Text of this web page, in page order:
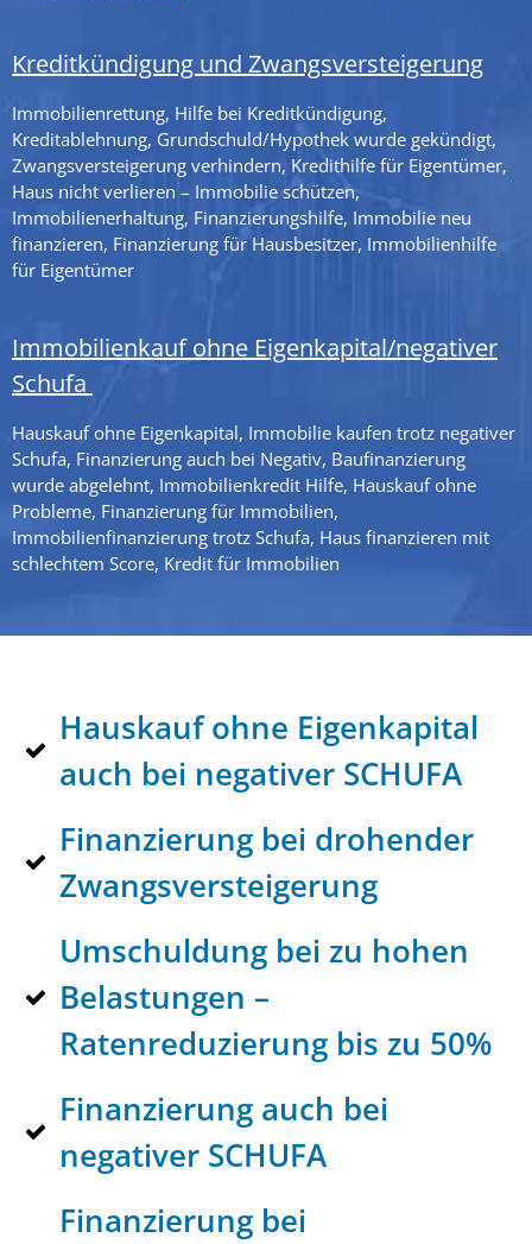
Kreditkündigung und Zwangsversteigerung
Immobilienrettung, Hilfe bei Kreditkündigung,
Kreditablehnung, Grundschuld/Hypothek wurde gekündigt,
Zwangsversteigerung verhindern, Kredithilfe für Eigentümer,
Haus nicht verlieren – Immobilie schützen,
Immobilienerhaltung, Finanzierungshilfe, Immobilie neu
finanzieren, Finanzierung für Hausbesitzer, Immobilienhilfe
für Eigentümer
Immobilienkauf ohne Eigenkapital/negativer
Schufa
Hauskauf ohne Eigenkapital, Immobilie kaufen trotz negativer
Schufa, Finanzierung auch bei Negativ, Baufinanzierung
wurde abgelehnt, Immobilienkredit Hilfe, Hauskauf ohne
Probleme, Finanzierung für Immobilien,
Immobilienfinanzierung trotz Schufa, Haus finanzieren mit
schlechtem Score, Kredit für Immobilien
Hauskauf ohne Eigenkapital
auch bei negativer SCHUFA
Finanzierung bei drohender
Zwangsversteigerung
Umschuldung bei zu hohen
Belastungen –
Ratenreduzierung bis zu 50%
Finanzierung auch bei
negativer SCHUFA
Finanzierung bei